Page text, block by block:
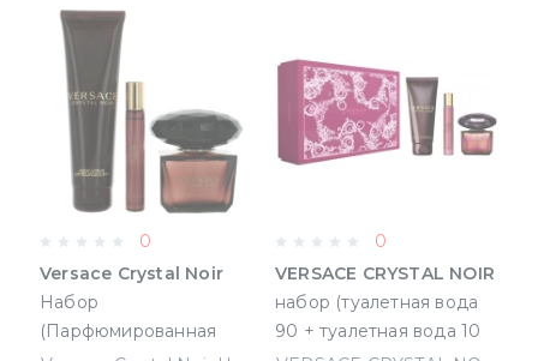
0
Versace Crystal Noir
Набор
(Парфюмированная
0
VERSACE CRYSTAL NOIR
набор (туалетная вода
90 + туалетная вода 10